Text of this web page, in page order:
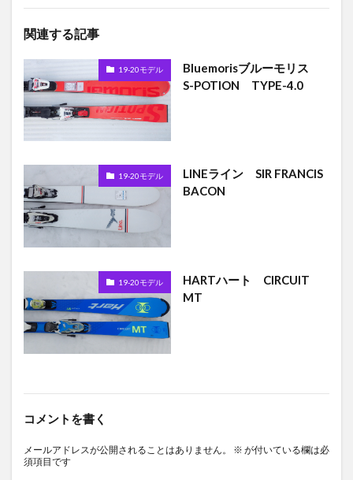
関連する記事
19-20モデル
Bluemorisブルーモリス
S-POTION TYPE-4.0
19-20モデル
LINEライン SIR FRANCIS
BACON
19-20モデル
HARTハート CIRCUIT
MT
コメントを書く
メールアドレスが公開されることはありません。 ※ が付いている欄は必
須項目です